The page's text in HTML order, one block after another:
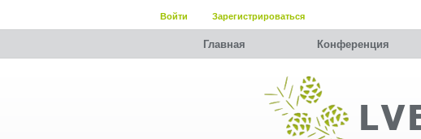
Войти Зарегистрироваться
Главная Конференция